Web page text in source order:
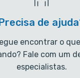
de
encontrar o
Fale com um
especialistas.